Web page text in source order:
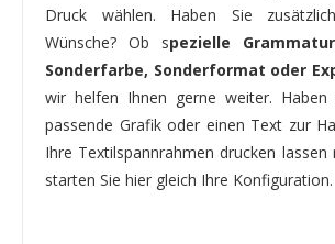
Druck wählen. Haben Sie
Wünsche? Ob spezielle
Sonderfarbe, Sonderformat oder
wir helfen Ihnen gerne weiter. Haben
passende Grafik oder einen Text zur
Ihre Textilspannrahmen drucken lassen
starten Sie hier gleich Ihre Konfiguration.